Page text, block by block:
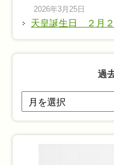
2026年3月25日
天皇誕生日 ２月２
過
去